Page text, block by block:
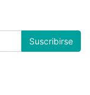
Suscribirse